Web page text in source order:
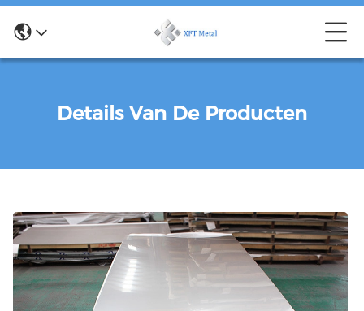
Details Van De Producten